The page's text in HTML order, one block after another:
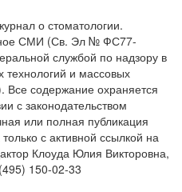
о стоматологии.
СМИ (Св. Эл № ФС77-
службой по надзору в
и массовых
Все содержание охраняется
с законодательством
или полная публикация
с активной ссылкой на
Клоуда Юлия Викторовна,
150-02-33